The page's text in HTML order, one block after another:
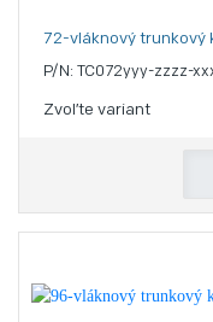
72-vláknový trunkový
P/N: TC072yyy-zzzz-
Zvoľte variant